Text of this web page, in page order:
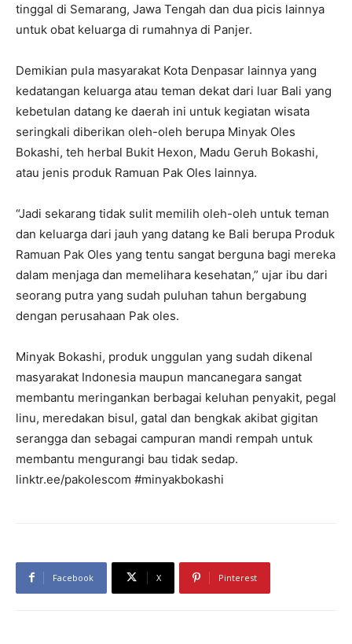
tinggal di Semarang, Jawa Tengah dan dua picis lainnya
untuk obat keluarga di rumahnya di Panjer.
Demikian pula masyarakat Kota Denpasar lainnya yang
kedatangan keluarga atau teman dekat dari luar Bali yang
kebetulan datang ke daerah ini untuk kegiatan wisata
seringkali diberikan oleh-oleh berupa Minyak Oles
Bokashi, teh herbal Bukit Hexon, Madu Geruh Bokashi,
atau jenis produk Ramuan Pak Oles lainnya.
“Jadi sekarang tidak sulit memilih oleh-oleh untuk teman
dan keluarga dari jauh yang datang ke Bali berupa Produk
Ramuan Pak Oles yang tentu sangat berguna bagi mereka
dalam menjaga dan memelihara kesehatan,” ujar ibu dari
seorang putra yang sudah puluhan tahun bergabung
dengan perusahaan Pak oles.
Minyak Bokashi, produk unggulan yang sudah dikenal
masyarakat Indonesia maupun mancanegara sangat
membantu meringankan berbagai keluhan penyakit, pegal
linu, meredakan bisul, gatal dan bengkak akibat gigitan
serangga dan sebagai campuran mandi rempah untuk
membantu mengurangi bau tidak sedap.
linktr.ee/pakolescom #minyakbokashi
Facebook X Pinterest